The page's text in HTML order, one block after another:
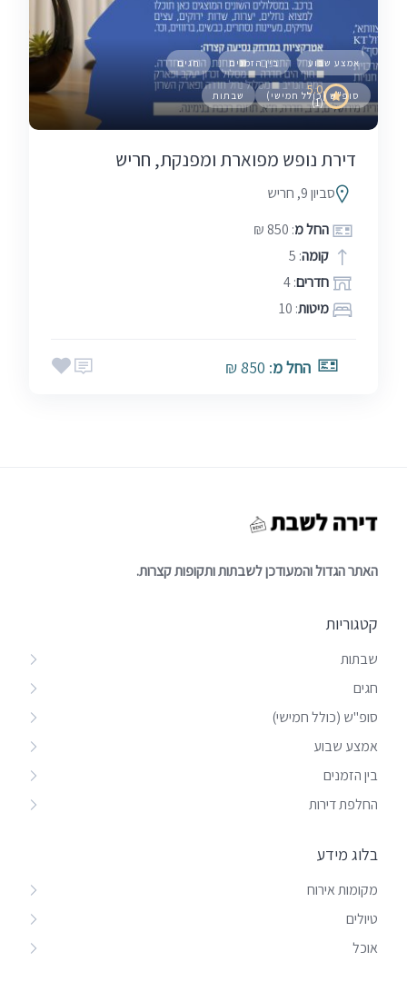
5.0
(1)
אמצע שבוע בין הזמנים חגים
סופ"ש (כולל חמישי) שבתות
דירת נופש מפוארת ומפנקת, חריש
סביון 9, חריש
החל מ: 850 ₪
קומה: 5
חדרים: 4
מיטות: 10
החל מ: 850 ₪
האתר הגדול והמעודכן לשבתות ותקופות קצרות.
קטגוריות
שבתות
חגים
סופ"ש (כולל חמישי)
אמצע שבוע
בין הזמנים
החלפת דירות
בלוג מידע
מקומות אירוח
טיולים
אוכל